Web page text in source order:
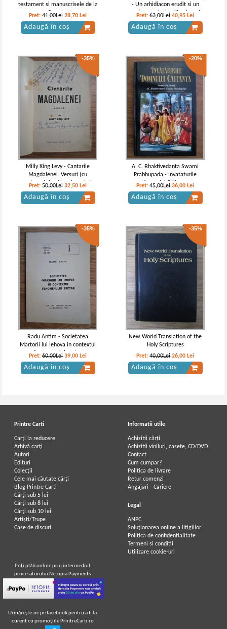
testament si manuscrisele de la
Qumran
Pret:41,00Lei 28,70 Lei
Adaugă în coș
- Un arhidiacon erudit si un
profesor evlavios (2 volume)
Pret:63,00Lei 40,95 Lei
Adaugă în coș
-35%
Milly King Levy - Cantarile
Magdalenei. Versuri (cu
autograful autoarei, uzata)
Pret:50,00Lei 32,50 Lei
Adaugă în coș
-20%
A. C. Bhaktivedanta Swami
Prabhupada - Invataturile
domnului Caitanya
Pret:45,00Lei 36,00 Lei
Adaugă în coș
-35%
Radu Antim - Societatea
Martorii lui Iehova in contextul
fenomenului sectar
Pret:60,00Lei 39,00 Lei
Adaugă în coș
-35%
New World Translation of the
Holy Scriptures
Pret:40,00Lei 26,00 Lei
Adaugă în coș
Printre Carti
Carți la reducere
Arhivă carți
Autori
Edituri
Colecții
Cele mai căutate cărți
Blog Printre Carti
Cărţi sub 5 lei
Cărţi sub 8 lei
Cărţi sub 10 lei
Artiști/Trupe
Case de discuri
Informatii utile
Achizitii cărți
Achizitii viniluri, casete, CD/DVD
Contact
Cum cumpar?
Politica de livrare
Retur comenzi
Angajari - Cariere
Legal
ANPC
Soluționarea online a litigiilor
Politica de confidentialitate
Termeni si conditii
Utilizare cookie-uri
Poţi plăti online prin intermediul
procesatorului Netopia Payments
Urmăreşte-ne pe facebook pentru a fi la
curent cu promoţiile PrintreCarti.ro